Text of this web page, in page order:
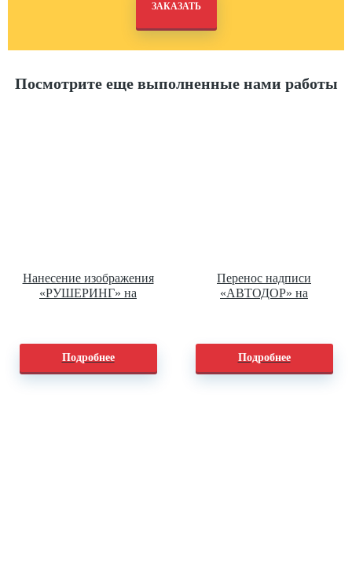
Посмотрите еще выполненные нами работы
Нанесение изображения
«РУШЕРИНГ» на
Подробнее
Перенос надписи
«АВТОДОР» на
Подробнее